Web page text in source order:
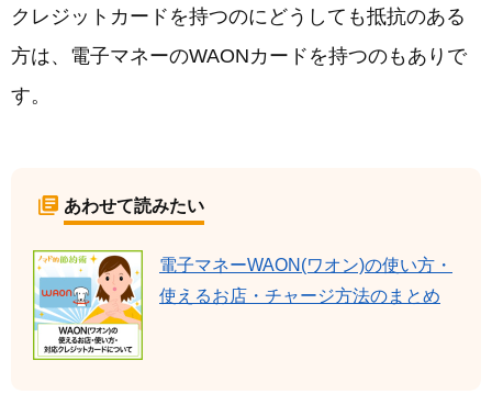
クレジットカードを持つのにどうしても抵抗のある
方は、電子マネーのWAONカードを持つのもありで
す。
あわせて読みたい
電子マネーWAON(ワオン)の使い方・
使えるお店・チャージ方法のまとめ